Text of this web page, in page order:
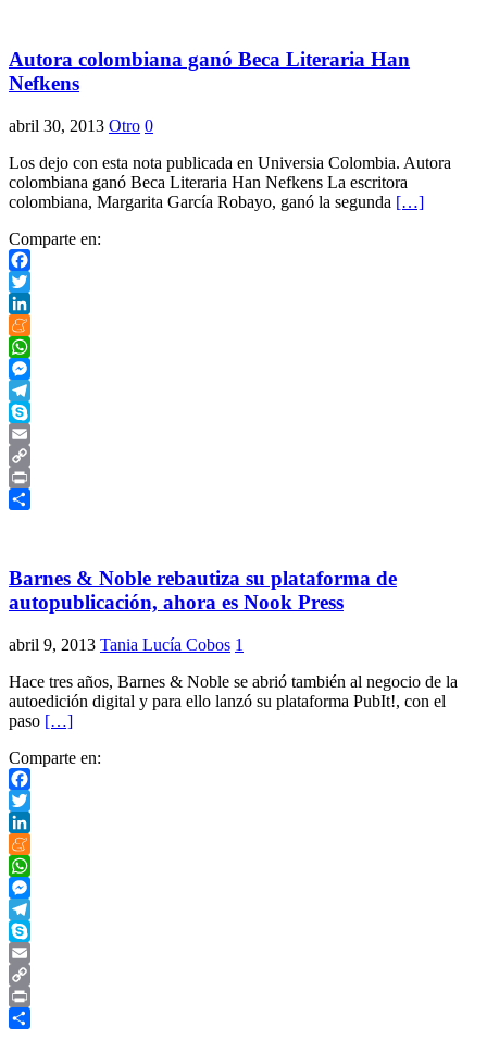
Autora colombiana ganó Beca Literaria Han
Nefkens
abril 30, 2013 Otro 0
Los dejo con esta nota publicada en Universia Colombia. Autora
colombiana ganó Beca Literaria Han Nefkens La escritora
colombiana, Margarita García Robayo, ganó la segunda […]
Comparte en:
Facebook
Twitter
LinkedIn
Meneame
WhatsApp
Messenger
Telegram
Skype
Email
Copy
Link
Print
Barnes & Noble rebautiza su plataforma de
autopublicación, ahora es Nook Press
abril 9, 2013 Tania Lucía Cobos 1
Hace tres años, Barnes & Noble se abrió también al negocio de la
autoedición digital y para ello lanzó su plataforma PubIt!, con el
paso […]
Comparte en:
Facebook
Twitter
LinkedIn
Meneame
WhatsApp
Messenger
Telegram
Skype
Email
Copy
Link
Print